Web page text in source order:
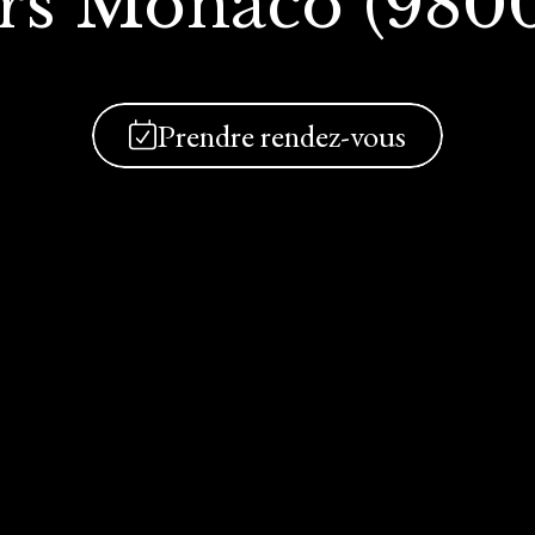
Prendre rendez-vous